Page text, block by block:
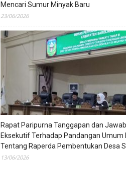
Mencari Sumur Minyak Baru
23/06/2026
Rapat Paripurna Tanggapan dan
Eksekutif Terhadap Pandangan Umum
Tentang Raperda Pembentukan Desa
13/06/2026